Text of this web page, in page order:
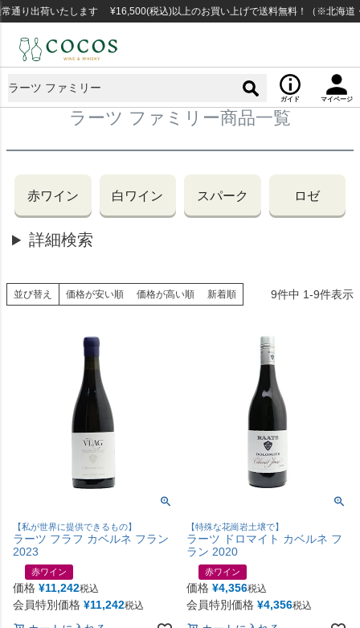
り出荷いたします ¥16,500(税込)以上のお買い上げで送料無料！（※北海道・
ガイド マイページ
ラーツ ファミリー商品一覧
赤ワイン 白ワイン スパーク ロゼ
詳細検索
並び替え 価格が安い順 価格が高い順 新着順 9件中 1-9件表示
【私が世界に提供できるもの】
ラーツ フラフ カベルネ フラン
2023
赤ワイン
価格 ¥11,242税込
会員特別価格 ¥11,242税込
【特殊な花崗岩土壌で】
ラーツ ドロマイト カベルネ フ
ラン 2020
赤ワイン
価格 ¥4,356税込
会員特別価格 ¥4,356税込